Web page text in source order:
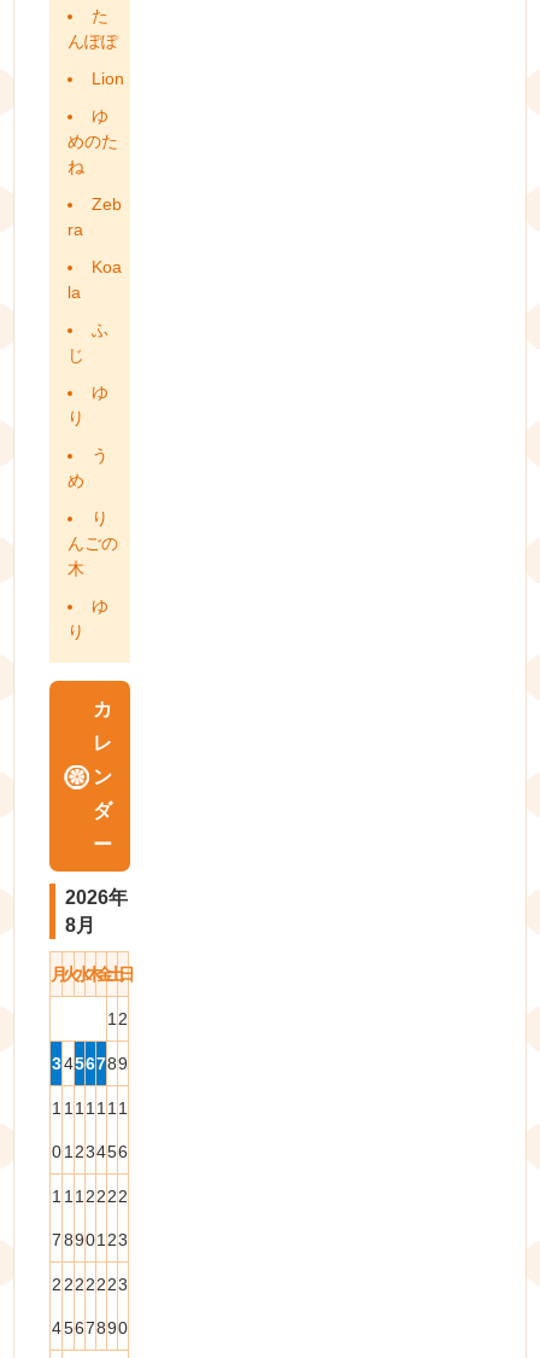
た
んぽぽ
Lion
ゆ
めのた
ね
Zeb
ra
Koa
la
ふ
じ
ゆ
り
う
め
り
んごの
木
ゆ
り
カ
レ
ン
ダ
ー
2026年
8月
月火水木金土日
1 2
3456789
1
0
1
1
1
2
1
3
1
4
1
5
1
6
1
7
1
8
1
9
2
0
2
1
2
2
2
3
2
4
2
5
2
6
2
7
2
8
2
9
3
0